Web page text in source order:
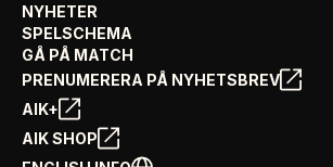
NYHETER
SPELSCHEMA
GÅ PÅ MATCH
PRENUMERERA PÅ NYHETSBREV
AIK+
AIK SHOP